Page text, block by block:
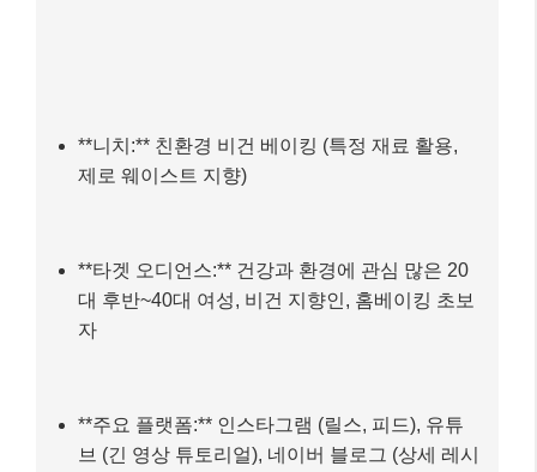
**니치:** 친환경 비건 베이킹 (특정 재료 활용,
제로 웨이스트 지향)
**타겟 오디언스:** 건강과 환경에 관심 많은 20
대 후반~40대 여성, 비건 지향인, 홈베이킹 초보
자
**주요 플랫폼:** 인스타그램 (릴스, 피드), 유튜
브 (긴 영상 튜토리얼), 네이버 블로그 (상세 레시